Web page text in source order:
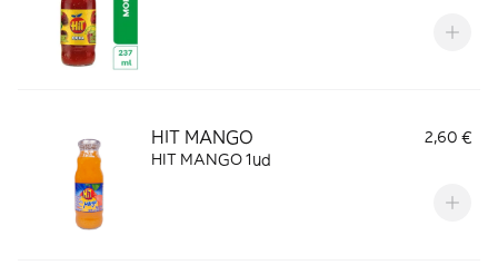
HIT MANGO
2,60 €
HIT MANGO 1ud